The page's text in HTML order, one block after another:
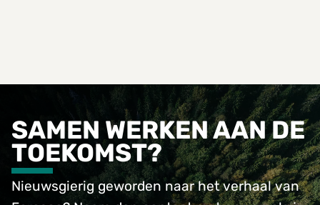
SAMEN WERKEN AAN DE
TOEKOMST?
Nieuwsgierig geworden naar het verhaal van